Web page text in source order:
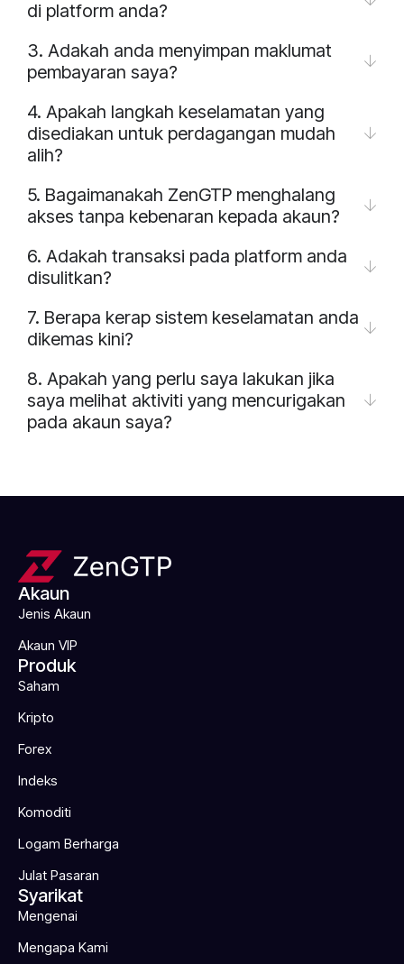
di platform anda?
3. Adakah anda menyimpan maklumat
pembayaran saya?
4. Apakah langkah keselamatan yang
disediakan untuk perdagangan mudah
alih?
5. Bagaimanakah ZenGTP menghalang
akses tanpa kebenaran kepada akaun?
6. Adakah transaksi pada platform anda
disulitkan?
7. Berapa kerap sistem keselamatan anda
dikemas kini?
8. Apakah yang perlu saya lakukan jika
saya melihat aktiviti yang mencurigakan
pada akaun saya?
Akaun
Jenis Akaun
Akaun VIP
Produk
Saham
Kripto
Forex
Indeks
Komoditi
Logam Berharga
Julat Pasaran
Syarikat
Mengenai
Mengapa Kami